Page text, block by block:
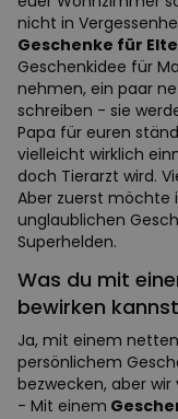
nicht in
Geschenke für
Geschenkidee für
nehmen, ein paar
schreiben - sie
Papa für euren
vielleicht wirklich
doch Tierarzt wird.
Aber zuerst möchte
unglaublichen
Superhelden.
Was du mit
bewirken kannst
Ja, mit einem
persönlichem
bezwecken, aber
- Mit einem